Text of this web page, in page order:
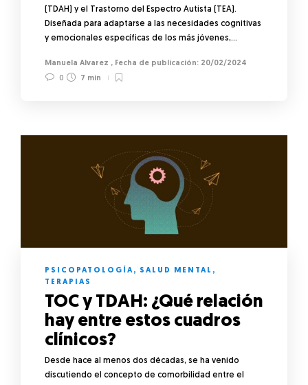
(TDAH) y el Trastorno del Espectro Autista (TEA).
Diseñada para adaptarse a las necesidades cognitivas
y emocionales específicas de los más jóvenes,…
Manuela Alvarez ,
20/02/2024
0
7 min
PSICOPATOLOGÍA, SALUD MENTAL ,
TERAPIAS
TOC y TDAH: ¿Qué relación
hay entre estos cuadros
clínicos?
Desde hace al menos dos décadas, se ha venido
discutiendo el concepto de comorbilidad entre el